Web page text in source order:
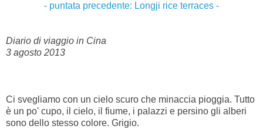
- puntata precedente: Longji rice terraces -
Diario di viaggio in Cina
3 agosto 2013
Ci svegliamo con un cielo scuro che minaccia pioggia. Tutto
è un po' cupo, il cielo, il fiume, i palazzi e persino gli alberi
sono dello stesso colore. Grigio.